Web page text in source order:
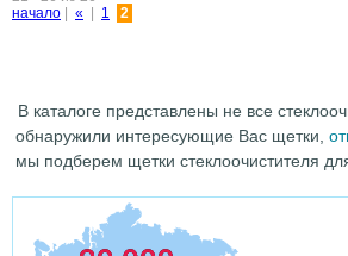
начало
« 1 2
В каталоге представлены не все
обнаружили интересующие Вас щетки,
мы подберем щетки стеклоочистителя